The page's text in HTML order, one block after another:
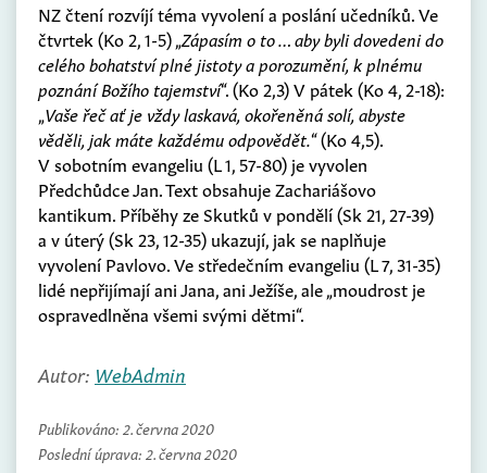
NZ čtení rozvíjí téma vyvolení a poslání učedníků. Ve
čtvrtek (Ko 2, 1-5) „Zápasím o to … aby byli dovedeni do
celého bohatství plné jistoty a porozumění, k plnému
poznání Božího tajemství“. (Ko 2,3) V pátek (Ko 4, 2-18):
„Vaše řeč ať je vždy laskavá, okořeněná solí, abyste
věděli, jak máte každému odpovědět.“ (Ko 4,5).
V sobotním evangeliu (L 1, 57-80) je vyvolen
Předchůdce Jan. Text obsahuje Zachariášovo
kantikum. Příběhy ze Skutků v pondělí (Sk 21, 27-39)
a v úterý (Sk 23, 12-35) ukazují, jak se naplňuje
vyvolení Pavlovo. Ve středečním evangeliu (L 7, 31-35)
lidé nepřijímají ani Jana, ani Ježíše, ale „moudrost je
ospravedlněna všemi svými dětmi“.
Autor: WebAdmin
Publikováno: 2. června 2020
Poslední úprava: 2. června 2020